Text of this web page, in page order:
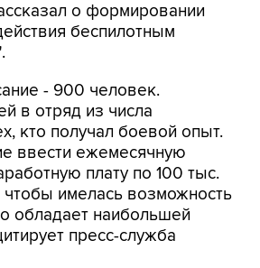
о формировании
беспилотным
- 900 человек.
в отряд из числа
кто получал боевой опыт.
ввести ежемесячную
плату по 100 тыс.
чтобы имелась возможность
обладает наибольшей
пресс-служба